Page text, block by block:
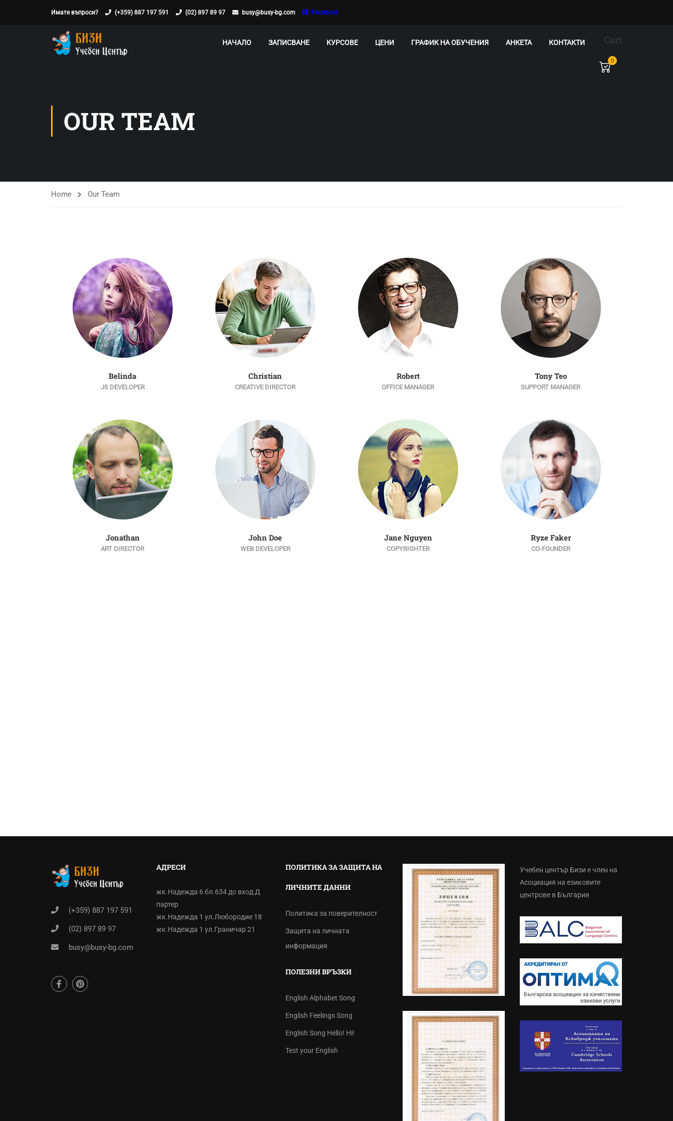
Имате въпроси? (+359) 887 197 591 (02) 897 89 97 busy@busy-bg.com Facebook
НАЧАЛО ЗАПИСВАНЕ КУРСОВЕ ЦЕНИ ГРАФИК НА ОБУЧЕНИЯ АНКЕТА КОНТАКТИ Cart
0
OUR TEAM
Home Our Team
Belinda
JS DEVELOPER
Christian
CREATIVE DIRECTOR
Robert
OFFICE MANAGER
Tony Teo
SUPPORT MANAGER
Jonathan
ART DIRECTOR
John Doe
WEB DEVELOPER
Jane Nguyen
COPYRIGHTER
Ryze Faker
CO-FOUNDER
(+359) 887 197 591
(02) 897 89 97
busy@busy-bg.com
АДРЕСИ
жк.Надежда 6 бл.634 до вход Д
партер
жк.Надежда 1 ул.Любородие 18
жк.Надежда 1 ул.Граничар 21
ПОЛИТИКА ЗА ЗАЩИТА НА
ЛИЧНИТЕ ДАННИ
Политика за поверителност
Защита на личната
информация
ПОЛЕЗНИ ВРЪЗКИ
English Alphabet Song
English Feelings Song
English Song Hello! Hi!
Test your English
Учебен център Бизи е член на
Асоциация на езиковите
центрове в България